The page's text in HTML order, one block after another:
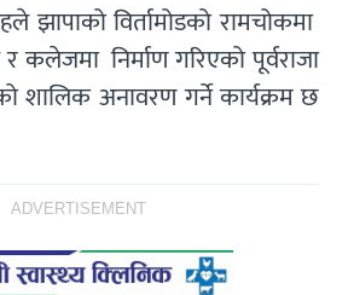
झापाको विर्तामोडको रामचोकमा
निर्माण गरिएको पूर्वराजा
शालिक अनावरण गर्ने कार्यक्रम छ
ADVERTISEMENT